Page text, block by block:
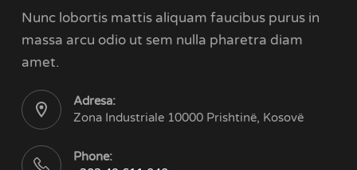
Nunc lobortis mattis aliquam faucibus purus in
massa arcu odio ut sem nulla pharetra diam
amet.
Adresa:
Zona Industriale 10000 Prishtinë, Kosovë
Phone: